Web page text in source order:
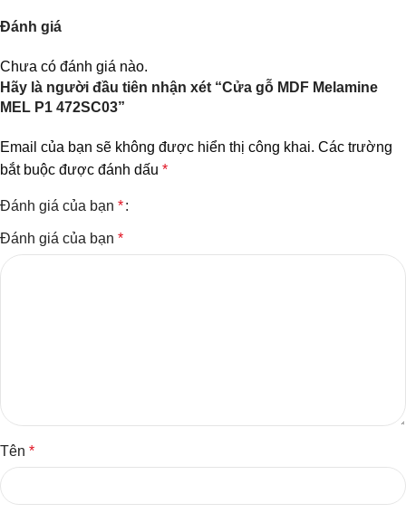
Đánh giá
Chưa có đánh giá nào.
Hãy là người đầu tiên nhận xét “Cửa gỗ MDF Melamine
MEL P1 472SC03”
Email của bạn sẽ không được hiển thị công khai. Các trường
bắt buộc được đánh dấu *
Đánh giá của bạn *
Đánh giá của bạn *
Tên *